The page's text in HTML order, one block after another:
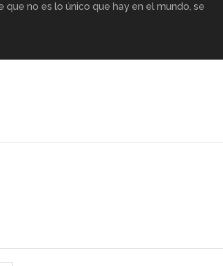
no es lo único que hay en el mundo, se